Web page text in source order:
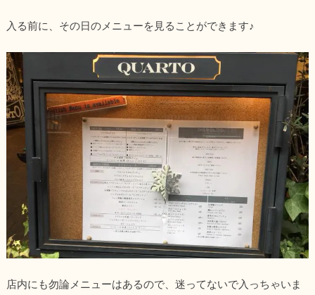
入る前に、その日のメニューを見ることができます♪
店内にも勿論メニューはあるので、迷ってないで入っちゃいま